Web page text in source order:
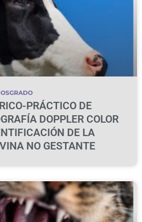
PRÁCTICO DE
DOPPLER COLOR
DE LA
NO GESTANTE